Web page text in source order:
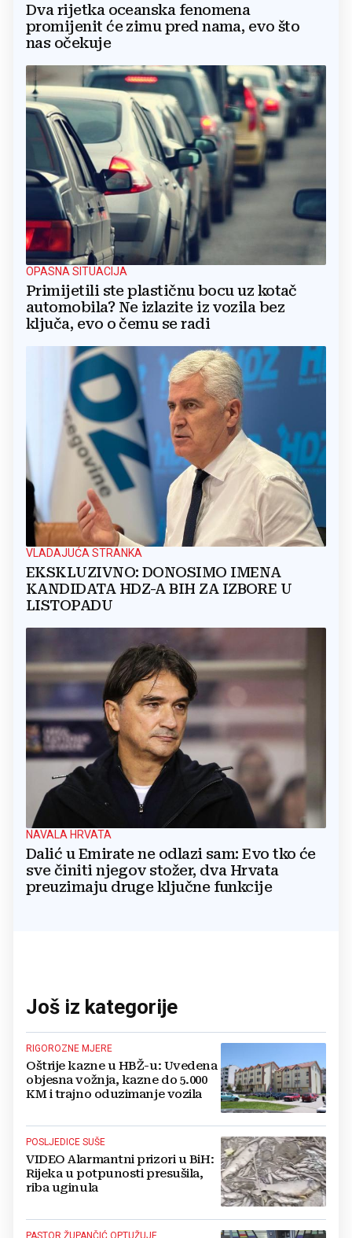
Dva rijetka oceanska fenomena
promijenit će zimu pred nama, evo što
nas očekuje
OPASNA SITUACIJA
Primijetili ste plastičnu bocu uz kotač
automobila? Ne izlazite iz vozila bez
ključa, evo o čemu se radi
VLADAJUĆA STRANKA
EKSKLUZIVNO: DONOSIMO IMENA
KANDIDATA HDZ-A BIH ZA IZBORE U
LISTOPADU
NAVALA HRVATA
Dalić u Emirate ne odlazi sam: Evo tko će
sve činiti njegov stožer, dva Hrvata
preuzimaju druge ključne funkcije
Još iz kategorije
RIGOROZNE MJERE
Oštrije kazne u HBŽ-u: Uvedena
objesna vožnja, kazne do 5.000
KM i trajno oduzimanje vozila
POSLJEDICE SUŠE
VIDEO Alarmantni prizori u BiH:
Rijeka u potpunosti presušila,
riba uginula
PASTOR ŽUPANČIĆ OPTUŽUJE